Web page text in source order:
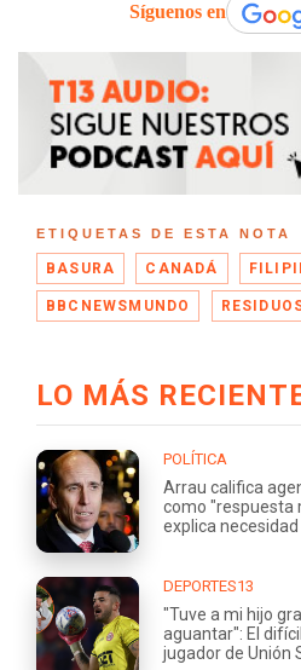
Síguenos en
ETIQUETAS DE ESTA NOTA
BASURA CANADÁ
BBCNEWSMUNDO
LO MÁS
POLÍTICA
Arrau califica
como "respuesta
explica
DEPORTES13
"Tuve a mi hijo
aguantar": El
jugador de Unión